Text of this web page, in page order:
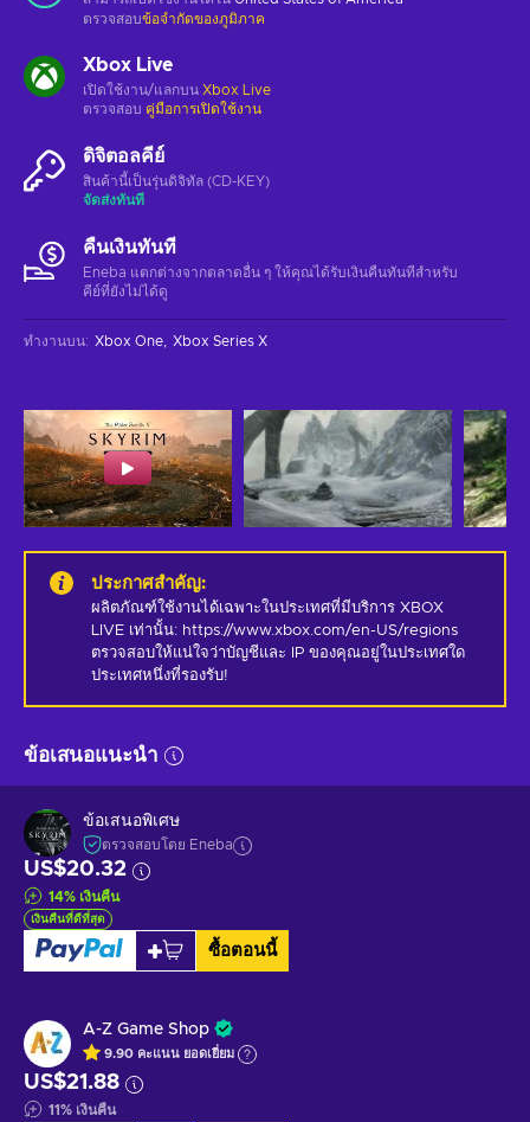
ตรวจสอบข้อจำกัดของภูมิภาค
Xbox Live
เปิดใช้งาน/แลกบน Xbox Live
ตรวจสอบ คู่มือการเปิดใช้งาน
ดิจิตอลคีย์
สินค้านี้เป็นรุ่นดิจิทัล (CD-KEY)
จัดส่งทันที
คืนเงินทันที
Eneba แตกต่างจากตลาดอื่น ๆ ให้คุณได้รับเงินคืนทันทีสําหรับ
คีย์ที่ยังไม่ได้ดู
ทำงานบน: Xbox One Xbox Series X
ประกาศสำคัญ:
ผลิตภัณฑ์ใช้งานได้เฉพาะในประเทศที่มีบริการ XBOX
LIVE เท่านั้น: https://www.xbox.com/en-US/regions
ตรวจสอบให้แน่ใจว่าบัญชีและ IP ของคุณอยู่ในประเทศใด
ประเทศหนึ่งที่รองรับ!
ข้อเสนอแนะนำ
ข้อเสนอพิเศษ
ตรวจสอบโดย Eneba
US$20.32
14% เงินคืน
เงินคืนที่ดีที่สุด
ซื้อตอนนี้
A-Z Game Shop
9.90 คะแนน ยอดเยี่ยม
US$21.88
11% เงินคืน